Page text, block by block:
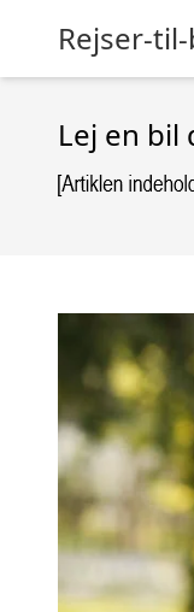
Rejser-
Lej en bil